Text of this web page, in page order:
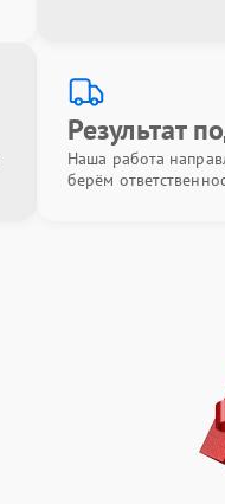
Результат
Наша работа
берём